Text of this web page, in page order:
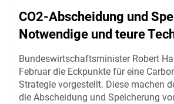
CO2-Abscheidung und
Notwendige und teure
Bundeswirtschaftsminister Robert
Februar die Eckpunkte für eine
Strategie vorgestellt. Diese machen
die Abscheidung und Speicherung